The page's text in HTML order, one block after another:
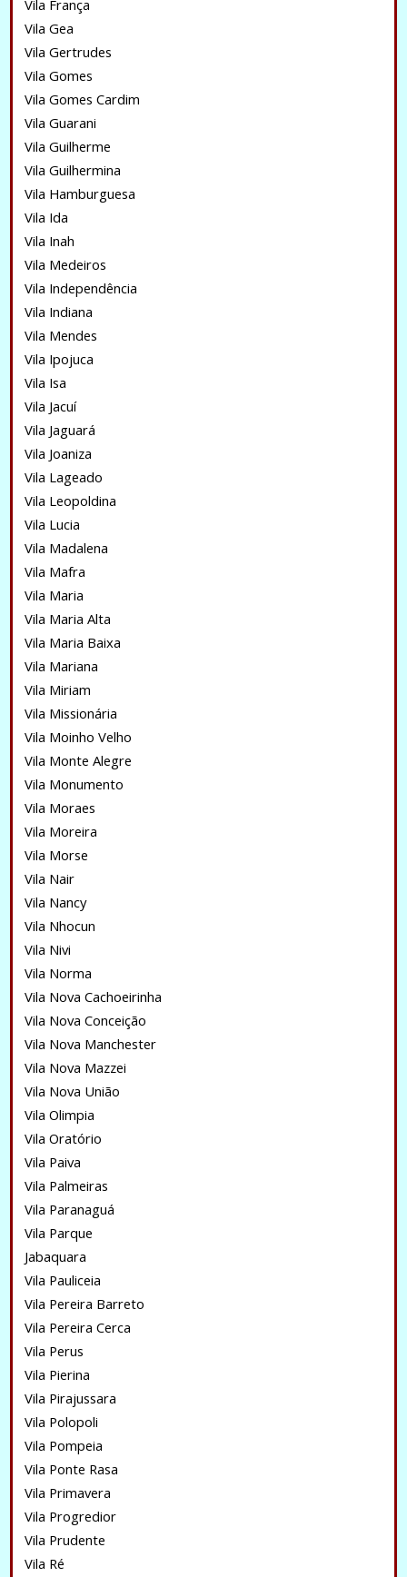
Vila França
Vila Gea
Vila Gertrudes
Vila Gomes
Vila Gomes Cardim
Vila Guarani
Vila Guilherme
Vila Guilhermina
Vila Hamburguesa
Vila Ida
Vila Inah
Vila Medeiros
Vila Independência
Vila Indiana
Vila Mendes
Vila Ipojuca
Vila Isa
Vila Jacuí
Vila Jaguará
Vila Joaniza
Vila Lageado
Vila Leopoldina
Vila Lucia
Vila Madalena
Vila Mafra
Vila Maria
Vila Maria Alta
Vila Maria Baixa
Vila Mariana
Vila Miriam
Vila Missionária
Vila Moinho Velho
Vila Monte Alegre
Vila Monumento
Vila Moraes
Vila Moreira
Vila Morse
Vila Nair
Vila Nancy
Vila Nhocun
Vila Nivi
Vila Norma
Vila Nova Cachoeirinha
Vila Nova Conceição
Vila Nova Manchester
Vila Nova Mazzei
Vila Nova União
Vila Olimpia
Vila Oratório
Vila Paiva
Vila Palmeiras
Vila Paranaguá
Vila Parque
Jabaquara
Vila Pauliceia
Vila Pereira Barreto
Vila Pereira Cerca
Vila Perus
Vila Pierina
Vila Pirajussara
Vila Polopoli
Vila Pompeia
Vila Ponte Rasa
Vila Primavera
Vila Progredior
Vila Prudente
Vila Ré